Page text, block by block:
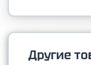
Другие